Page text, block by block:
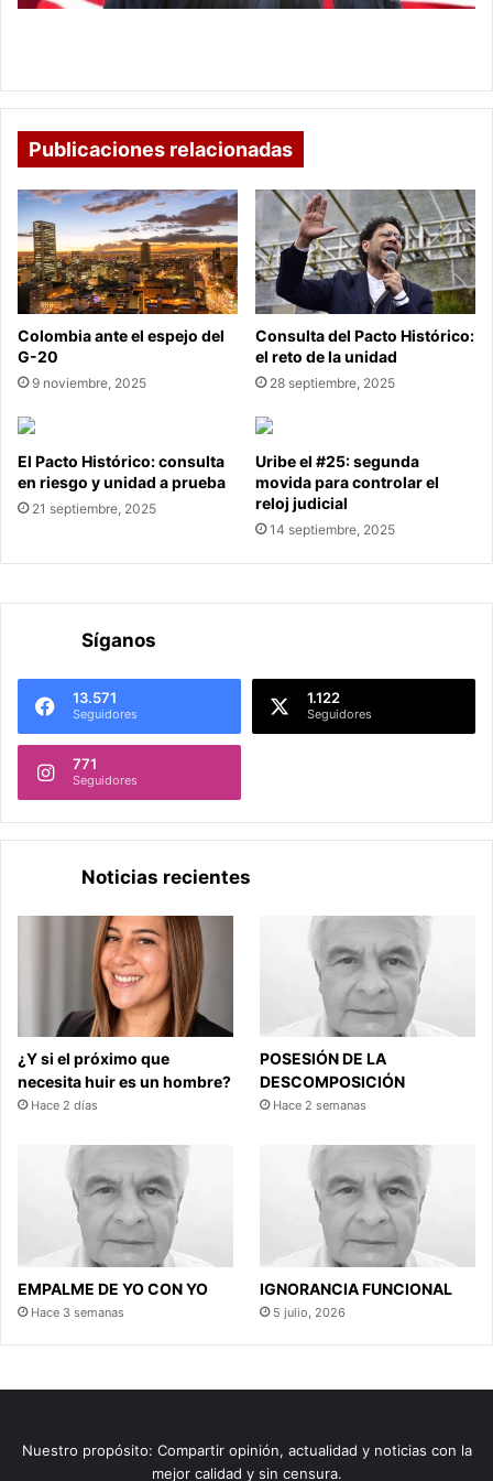
y
Publicaciones relacionadas
Colombia ante el espejo del
G-20
9 noviembre, 2025
Consulta del Pacto Histórico:
el reto de la unidad
28 septiembre, 2025
El Pacto Histórico: consulta
en riesgo y unidad a prueba
21 septiembre, 2025
Uribe el #25: segunda
movida para controlar el
reloj judicial
14 septiembre, 2025
Síganos
13.571
Seguidores
1.122
Seguidores
771
Seguidores
Noticias recientes
¿Y si el próximo que
necesita huir es un hombre?
Hace 2 días
POSESIÓN DE LA
DESCOMPOSICIÓN
Hace 2 semanas
EMPALME DE YO CON YO
Hace 3 semanas
IGNORANCIA FUNCIONAL
5 julio, 2026
Nuestro propósito: Compartir opinión, actualidad y noticias con la
mejor calidad y sin censura.